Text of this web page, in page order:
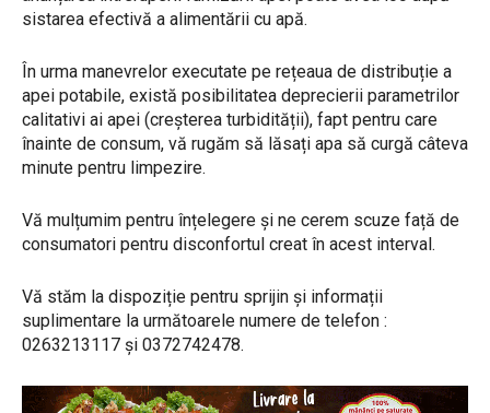
sistarea efectivă a alimentării cu apă.
În urma manevrelor executate pe rețeaua de distribuție a
apei potabile, există posibilitatea deprecierii parametrilor
calitativi ai apei (creșterea turbidității), fapt pentru care
înainte de consum, vă rugăm să lăsați apa să curgă câteva
minute pentru limpezire.
Vă mulțumim pentru înțelegere și ne cerem scuze față de
consumatori pentru disconfortul creat în acest interval.
Vă stăm la dispoziție pentru sprijin și informații
suplimentare la următoarele numere de telefon :
0263213117 și 0372742478.